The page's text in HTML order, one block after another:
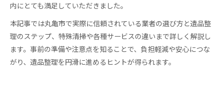
内にとても満足していただきました。
本記事では丸亀市で実際に信頼されている業者の選び方と遺品整
理のステップ、特殊清掃や各種サービスの違いまで詳しく解説し
ます。事前の準備や注意点を知ることで、負担軽減や安心につな
がり、遺品整理を円滑に進めるヒントが得られます。